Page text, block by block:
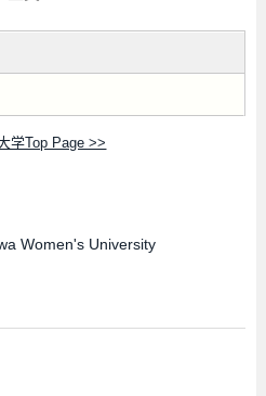
学Top Page >>
Women's University